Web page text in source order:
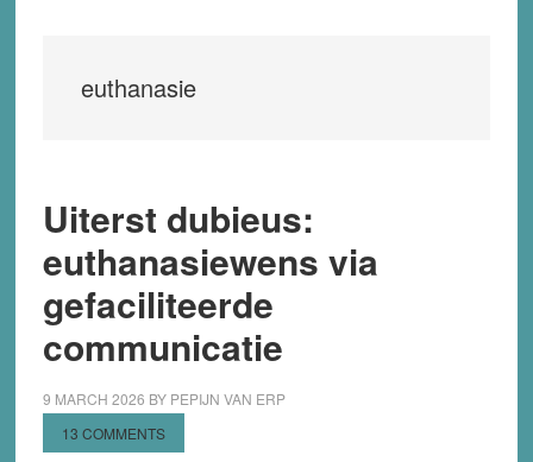
euthanasie
Uiterst dubieus:
euthanasiewens via
gefaciliteerde
communicatie
9 MARCH 2026 BY PEPIJN VAN ERP
13 COMMENTS